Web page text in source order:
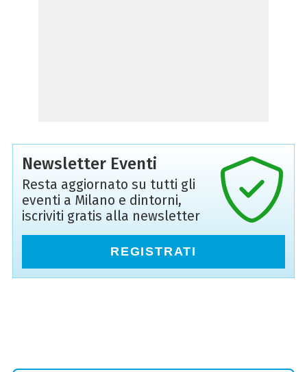
Newsletter Eventi
Resta aggiornato su tutti gli
eventi a Milano e dintorni,
iscriviti gratis alla newsletter
REGISTRATI